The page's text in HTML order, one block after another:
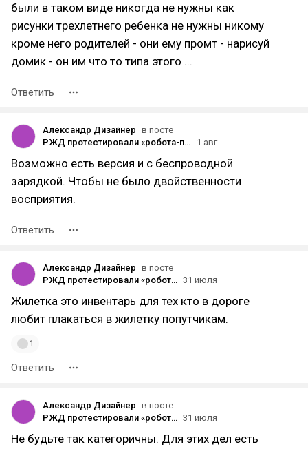
были в таком виде никогда не нужны как
рисунки трехлетнего ребенка не нужны никому
кроме него родителей - они ему промт - нарисуй
домик - он им что то типа этого ...
Ответить
Александр Дизайнер в посте
РЖД протестировали «робота-проводника» в «Сапсане»
1 авг
Возможно есть версия и с беспроводной
зарядкой. Чтобы не было двойственности
восприятия.
Ответить
Александр Дизайнер в посте
РЖД протестировали «робота-проводника» в «Сапсане» 31 июля
Жилетка это инвентарь для тех кто в дороге
любит плакаться в жилетку попутчикам.
1
Ответить
Александр Дизайнер в посте
РЖД протестировали «робота-проводника» в «Сапсане» 31 июля
Не будьте так категоричны. Для этих дел есть